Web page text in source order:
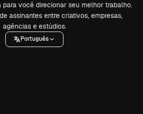
você direcionar seu melhor trabalho.
assinantes entre criativos, empresas,
agências e estúdios.
Português